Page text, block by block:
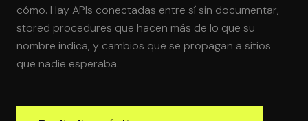
cómo. Hay APIs conectadas entre sí sin documentar,
stored procedures que hacen más de lo que su
nombre indica, y cambios que se propagan a sitios
que nadie esperaba.